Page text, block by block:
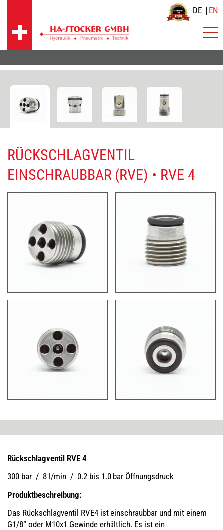
DE EN
RÜCKSCHLAGVENTIL
EINSCHRAUBBAR (RVE) • RVE 4
Rückschlagventil RVE 4
300 bar / 8 l/min / 0.2 bis 1.0 bar Öffnungsdruck
Produktbeschreibung:
Das Rückschlagventil RVE4 ist einschraubbar und mit einem
G1/8“ oder M10x1 Gewinde erhältlich. Es ist ein